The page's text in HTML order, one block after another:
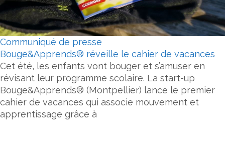
Communiqué de presse
Bouge&Apprends® réveille le cahier de vacances
Cet été, les enfants vont bouger et s’amuser en
révisant leur programme scolaire. La start-up
Bouge&Apprends® (Montpellier) lance le premier
cahier de vacances qui associe mouvement et
apprentissage grâce à